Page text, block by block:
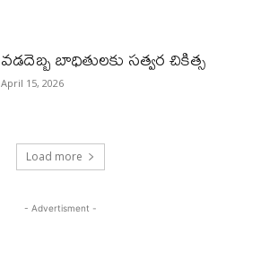
వడదెబ్బ బాధితులకు సత్వర చికిత్స
April 15, 2026
Load more
- Advertisment -